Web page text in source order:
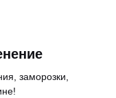
заморозки,